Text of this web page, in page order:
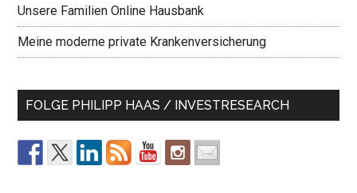
Unsere Familien Online Hausbank
Meine moderne private Krankenversicherung
FOLGE PHILIPP HAAS / INVESTRESEARCH